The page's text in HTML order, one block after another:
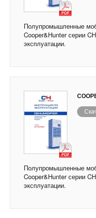
Полупромышленные
Cooper&Hunter серии
эксплуатации.
Полупромышленные
Cooper&Hunter серии
эксплуатации.